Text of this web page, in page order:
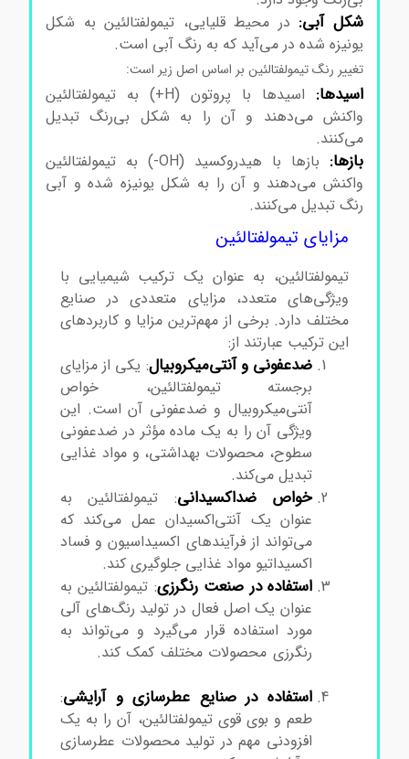
شکل آبی:در محیط قلیایی، تیمولفتالئین به شکل
یونیزه شده در می‌آید که به رنگ آبی است.
تغییر رنگ تیمولفتالئین بر اساس اصل زیر است:
اسیدها:
اسیدها با پروتون (H+) به تیمولفتالئین
واکنش می‌دهند و آن را به شکل بی‌رنگ تبدیل
می‌کنند.
بازها:
بازها با هیدروکسید (OH-) به تیمولفتالئین
واکنش می‌دهند و آن را به شکل یونیزه شده و آبی
رنگ تبدیل می‌کنند.خرید تیمولفتالئین
مزایای تیمولفتالئین
تیمولفتالئین، به عنوان یک ترکیب شیمیایی با
ویژگی‌های متعدد، مزایای متعددی در صنایع
مختلف دارد. برخی از مهم‌ترین مزایا و کاربردهای
این ترکیب عبارتند از:
ضدعفونی و آنتی‌میکروبیال: یکی از مزایای
برجسته تیمولفتالئین، خواص
آنتی‌میکروبیال و ضدعفونی آن است. این
ویژگی آن را به یک ماده مؤثر در ضدعفونی
سطوح، محصولات بهداشتی، و مواد غذایی
تبدیل می‌کند.
خواص ضداکسیدانی: تیمولفتالئین به
عنوان یک آنتی‌اکسیدان عمل می‌کند که
می‌تواند از فرآیندهای اکسیداسیون و فساد
اکسیداتیو مواد غذایی جلوگیری کند.
استفاده در صنعت رنگرزی: تیمولفتالئین به
عنوان یک اصل فعال در تولید رنگ‌های آلی
مورد استفاده قرار می‌گیرد و می‌تواند به
رنگرزی محصولات مختلف کمک کند.خرید
استفاده در صنایع عطرسازی و آرایشی:
طعم و بوی قوی تیمولفتالئین، آن را به یک
افزودنی مهم در تولید محصولات عطرسازی